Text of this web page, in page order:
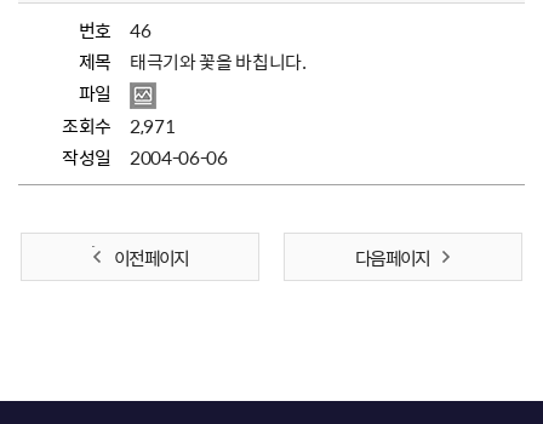
번호
46
제목
태극기와 꽃을 바칩니다.
파일
조회수
2,971
작성일
2004-06-06
이전 페이지 다음 페이지